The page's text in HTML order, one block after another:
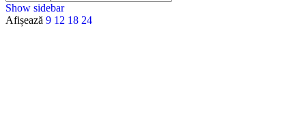
Show sidebar
Afișează 9 12 18 24